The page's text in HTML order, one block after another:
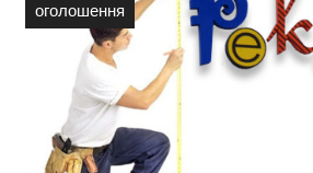
оголошення